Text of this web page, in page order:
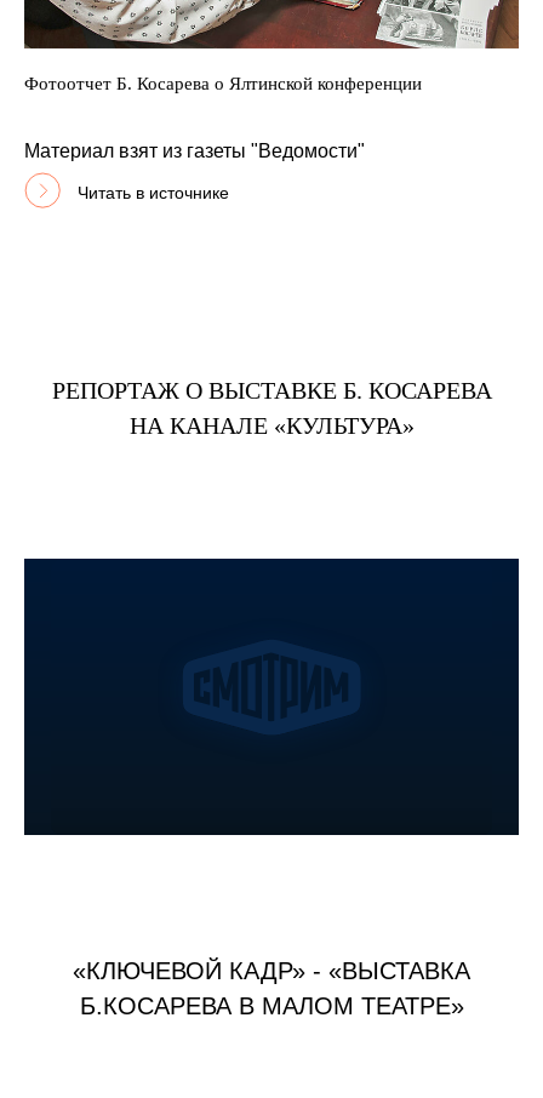
Фотоотчет Б. Косарева о Ялтинской конференции
Материал взят из газеты "Ведомости"
Читать в источнике
РЕПОРТАЖ О ВЫСТАВКЕ Б. КОСАРЕВА
НА КАНАЛЕ «КУЛЬТУРА»
«КЛЮЧЕВОЙ КАДР» - «ВЫСТАВКА
Б.КОСАРЕВА В МАЛОМ ТЕАТРЕ»